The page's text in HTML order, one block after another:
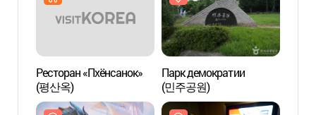
Ресторан «Пхёнсанок»
(평산옥)
Парк демократии
(민주공원)